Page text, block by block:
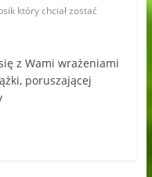
który chciał zostać
z Wami wrażeniami
poruszającej